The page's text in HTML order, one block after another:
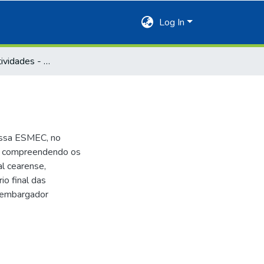
Log In
Relatório de Atividades - 1997
ESMEC, no
os
cearense,
final das